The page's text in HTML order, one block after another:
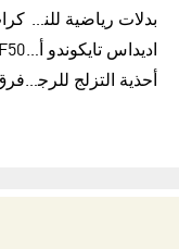
بدلات رياضية للنساء
اديداس تايكوندو أورجنالزF50 اديداس
أحذية التزلج للرجال